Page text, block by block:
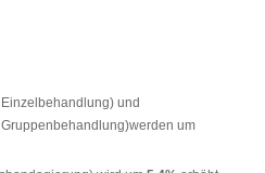
und
um